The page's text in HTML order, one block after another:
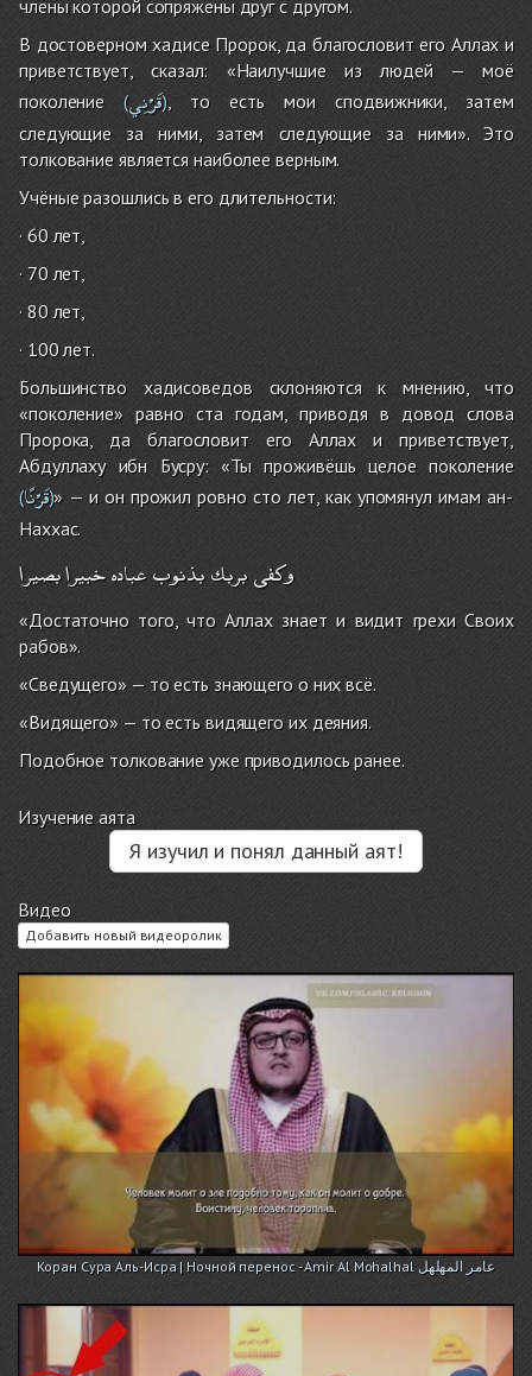
члены которой сопряжены друг с другом.
В достоверном хадисе Пророк, да благословит его Аллах и
приветствует, сказал: «Наилучшие из людей — моё
поколение (قَرْنِي), то есть мои сподвижники, затем
следующие за ними, затем следующие за ними». Это
толкование является наиболее верным.
Учёные разошлись в его длительности:
· 60 лет,
· 70 лет,
· 80 лет,
· 100 лет.
Большинство хадисоведов склоняются к мнению, что
«поколение» равно ста годам, приводя в довод слова
Пророка, да благословит его Аллах и приветствует,
Абдуллаху ибн Бусру: «Ты проживёшь целое поколение
(قَرْنًا)» — и он прожил ровно сто лет, как упомянул имам ан-
Наххас.
وكفىبربكبذنوبعبادهخبيرابصيرا
«Достаточно того, что Аллах знает и видит грехи Своих
рабов».
«Сведущего» — то есть знающего о них всё.
«Видящего» — то есть видящего их деяния.
Подобное толкование уже приводилось ранее.
Изучение аята
Я изучил и понял данный аят!
Видео
Добавить новый видеоролик
Коран Сура Аль-Исра | Ночной перенос - Amir Al Mohalhal عامر المهلهل